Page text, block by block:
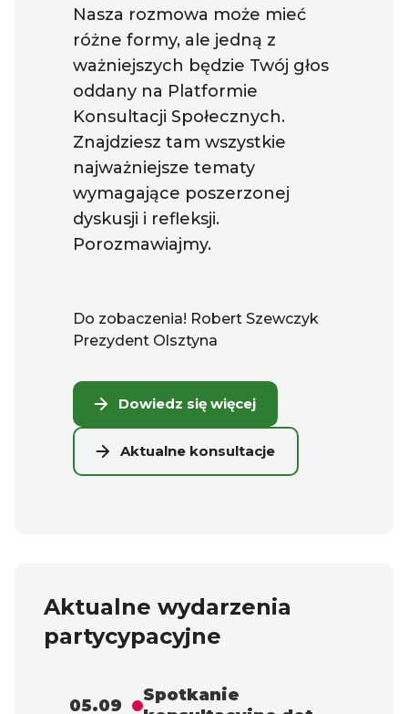
Nasza rozmowa może mieć
różne formy, ale jedną z
ważniejszych będzie Twój głos
oddany na Platformie
Konsultacji Społecznych.
Znajdziesz tam wszystkie
najważniejsze tematy
wymagające poszerzonej
dyskusji i refleksji.
Porozmawiajmy.
Do zobaczenia! Robert Szewczyk
Prezydent Olsztyna
Dowiedz się więcej
Aktualne konsultacje
Aktualne wydarzenia
partycypacyjne
05.09
Spotkanie